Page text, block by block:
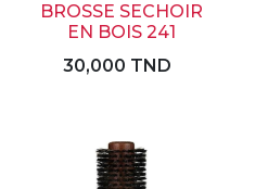
BROSSE SECHOIR
EN BOIS 241
30,000 TND